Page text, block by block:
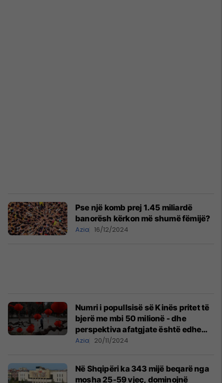
Pse një komb prej 1.45 miliardë
banorësh kërkon më shumë fëmijë?
Azia 16/12/2024
Numri i popullsisë së Kinës pritet të
bjerë me mbi 50 milionë - dhe
perspektiva afatgjate është edhe
më e zymtë
Azia 20/11/2024
Në Shqipëri ka 343 mijë beqarë nga
mosha 25-59 vjeç, dominojnë